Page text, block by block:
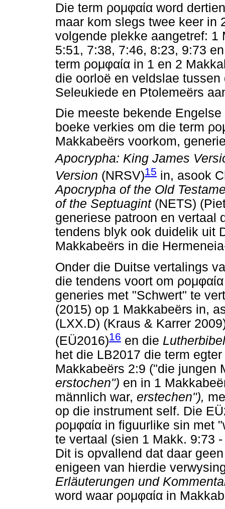
Die term ρομφαία word
maar kom slegs twee keer in
volgende plekke aangetref: 1
5:51, 7:38, 7:46, 8:23, 9:73
term ρομφαία in 1 en 2
die oorloë en veldslae
Seleukiede en Ptolemeërs
Die meeste bekende
boeke verkies om die term
Makkabeërs voorkom,
Apocrypha: King James
Version (NRSV)15 in, asook
Apocrypha of the Old
of the Septuagint (NETS)
generiese patroon en vertaal
tendens blyk ook duidelik uit
Makkabeërs in die
Onder die Duitse vertalings
die tendens voort om ρομφαία
generies met "Schwert" te
(2015) op 1 Makkabeërs in,
(LXX.D) (Kraus & Karrer
(EÜ2016)16 en die
het die LB2017 die term
Makkabeërs 2:9 ("die jungen
erstochen") en in 1
männlich war, erstechen"),
op die instrument self. Die
ρομφαία in figuurlike sin met
te vertaal (sien 1 Makk. 9:73
Dit is opvallend dat daar
enigeen van hierdie
Erläuterungen und
word waar ρομφαία in